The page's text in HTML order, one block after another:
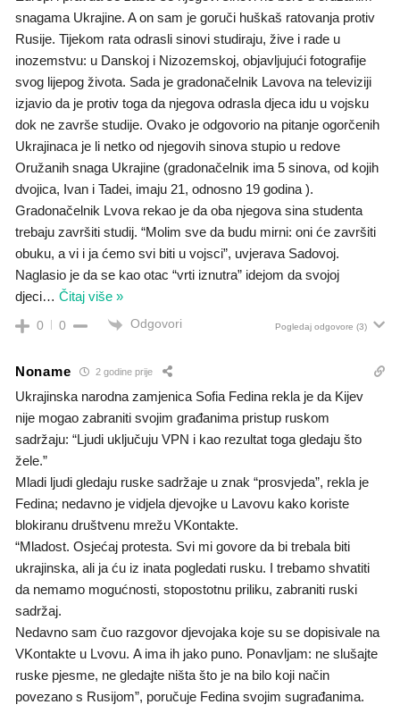
snagama Ukrajine. A on sam je goruči huškaš ratovanja protiv
Rusije. Tijekom rata odrasli sinovi studiraju, žive i rade u
inozemstvu: u Danskoj i Nizozemskoj, objavljujući fotografije
svog lijepog života. Sada je gradonačelnik Lavova na televiziji
izjavio da je protiv toga da njegova odrasla djeca idu u vojsku
dok ne završe studije. Ovako je odgovorio na pitanje ogorčenih
Ukrajinaca je li netko od njegovih sinova stupio u redove
Oružanih snaga Ukrajine (gradonačelnik ima 5 sinova, od kojih
dvojica, Ivan i Tadei, imaju 21, odnosno 19 godina ).
Gradonačelnik Lvova rekao je da oba njegova sina studenta
trebaju završiti studij. “Molim sve da budu mirni: oni će završiti
obuku, a vi i ja ćemo svi biti u vojsci”, uvjerava Sadovoj.
Naglasio je da se kao otac “vrti iznutra” idejom da svojoj
djeci… Čitaj više »
0 0 Odgovori Pogledaj odgovore (3)
Noname 2 godine prije
Ukrajinska narodna zamjenica Sofia Fedina rekla je da Kijev
nije mogao zabraniti svojim građanima pristup ruskom
sadržaju: “Ljudi uključuju VPN i kao rezultat toga gledaju što
žele.”
Mladi ljudi gledaju ruske sadržaje u znak “prosvjeda”, rekla je
Fedina; nedavno je vidjela djevojke u Lavovu kako koriste
blokiranu društvenu mrežu VKontakte.
“Mladost. Osjećaj protesta. Svi mi govore da bi trebala biti
ukrajinska, ali ja ću iz inata pogledati rusku. I trebamo shvatiti
da nemamo mogućnosti, stopostotnu priliku, zabraniti ruski
sadržaj.
Nedavno sam čuo razgovor djevojaka koje su se dopisivale na
VKontakte u Lvovu. A ima ih jako puno. Ponavljam: ne slušajte
ruske pjesme, ne gledajte ništa što je na bilo koji način
povezano s Rusijom”, poručuje Fedina svojim sugrađanima.